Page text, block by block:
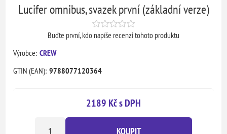
Lucifer omnibus, svazek první (základní verze)
Buďte první, kdo napíše recenzi tohoto produktu
Výrobce: CREW
GTIN (EAN): 9788077120364
2189 Kč s DPH
KOUPIT